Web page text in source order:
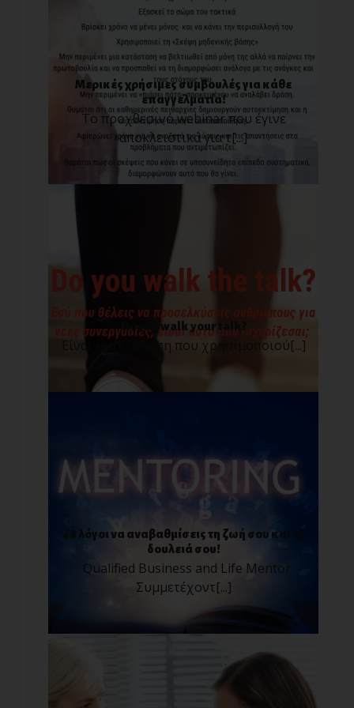
Μερικές χρήσιμες συμβουλές για κάθε
επαγγελματία!
Το προχθεσινό webinar που έγινε
αποκλειστικά για τ[...]
Do you walk your talk?
Είναι μια έκφραση που χρησιμοποιού[...]
48 λόγοι να αναβαθμίσεις τη ζωή σου και τη
δουλειά σου!
Qualified Business and Life Mentor
Συμμετέχοντ[...]